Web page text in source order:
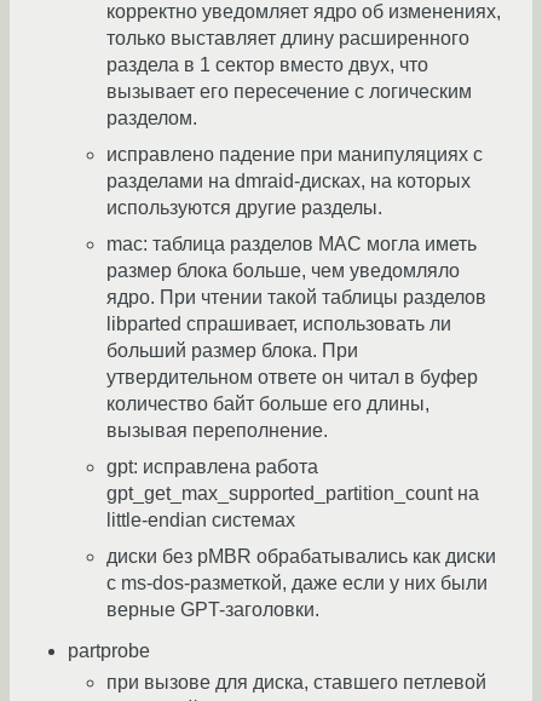
корректно уведомляет ядро об изменениях,
только выставляет длину расширенного
раздела в 1 сектор вместо двух, что
вызывает его пересечение с логическим
разделом.
исправлено падение при манипуляциях с
разделами на dmraid-дисках, на которых
используются другие разделы.
mac: таблица разделов MAC могла иметь
размер блока больше, чем уведомляло
ядро. При чтении такой таблицы разделов
libparted спрашивает, использовать ли
больший размер блока. При
утвердительном ответе он читал в буфер
количество байт больше его длины,
вызывая переполнение.
gpt: исправлена работа
gpt_get_max_supported_partition_count на
little-endian системах
диски без pMBR обрабатывались как диски
с ms-dos-разметкой, даже если у них были
верные GPT-заголовки.
partprobe
при вызове для диска, ставшего петлевой